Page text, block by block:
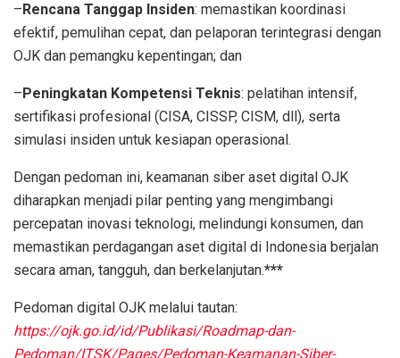
– Rencana Tanggap Insiden: memastikan koordinasi
efektif, pemulihan cepat, dan pelaporan terintegrasi dengan
OJK dan pemangku kepentingan; dan
– Peningkatan Kompetensi Teknis: pelatihan intensif,
sertifikasi profesional (CISA, CISSP, CISM, dll), serta
simulasi insiden untuk kesiapan operasional.
Dengan pedoman ini, keamanan siber aset digital OJK
diharapkan menjadi pilar penting yang mengimbangi
percepatan inovasi teknologi, melindungi konsumen, dan
memastikan perdagangan aset digital di Indonesia berjalan
secara aman, tangguh, dan berkelanjutan.***
Pedoman digital OJK melalui tautan:
https://ojk.go.id/id/Publikasi/Roadmap-dan-
Pedoman/ITSK/Pages/Pedoman-Keamanan-Siber-